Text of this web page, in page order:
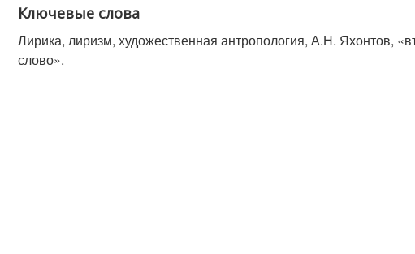
Ключевые слова
Лирика, лиризм, художественная антропология, А.Н. Яхонтов,
слово».